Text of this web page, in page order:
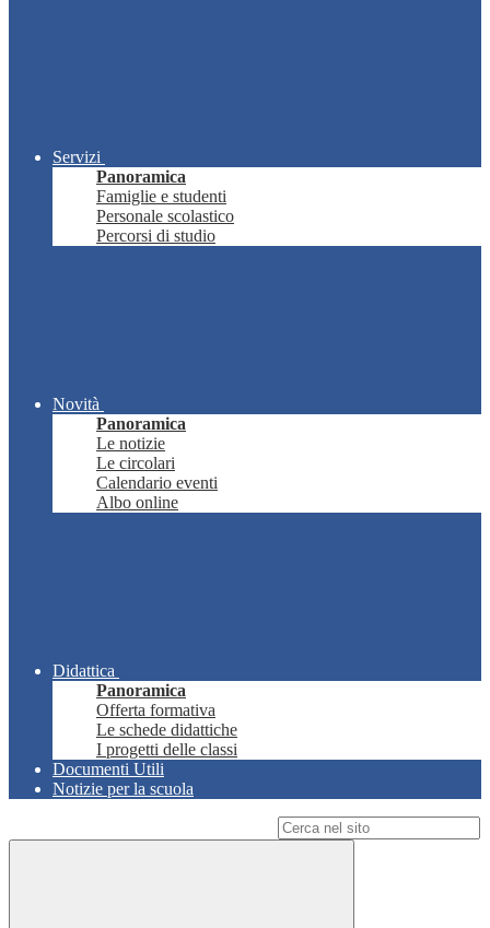
Servizi
Panoramica
Famiglie e studenti
Personale scolastico
Percorsi di studio
Novità
Panoramica
Le notizie
Le circolari
Calendario eventi
Albo online
Didattica
Panoramica
Offerta formativa
Le schede didattiche
I progetti delle classi
Documenti Utili
Notizie per la scuola